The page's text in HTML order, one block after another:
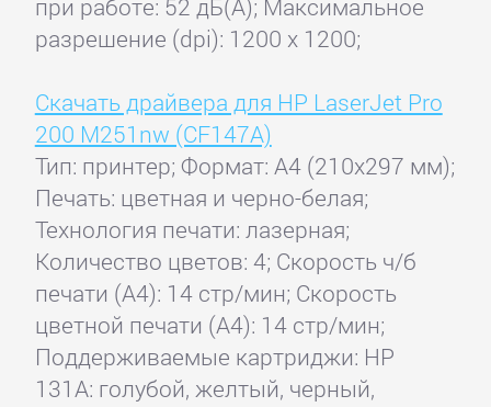
при работе: 52 дБ(А); Максимальное
разрешение (dpi): 1200 x 1200;
Скачать драйвера для HP LaserJet Pro
200 M251nw (CF147A)
Тип: принтер; Формат: A4 (210x297 мм);
Печать: цветная и черно-белая;
Технология печати: лазерная;
Количество цветов: 4; Скорость ч/б
печати (А4): 14 стр/мин; Скорость
цветной печати (А4): 14 стр/мин;
Поддерживаемые картриджи: HP
131A: голубой, желтый, черный,